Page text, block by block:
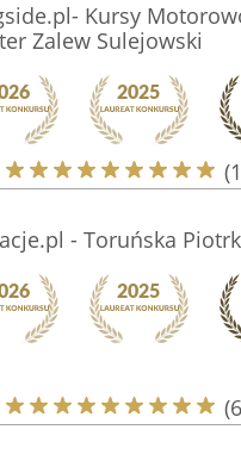
Kursy
Zalew Sulejowski
- Toruńska